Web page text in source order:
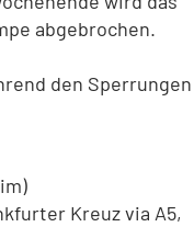
abgebrochen.
den Sperrungen
Kreuz via A5,